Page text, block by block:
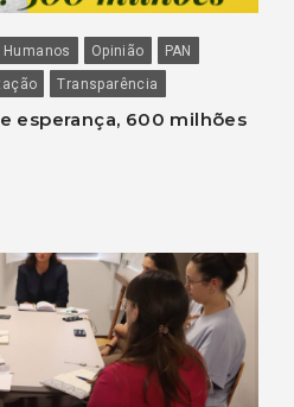
Opinião
PAN
Transparência
esperança, 600 milhões